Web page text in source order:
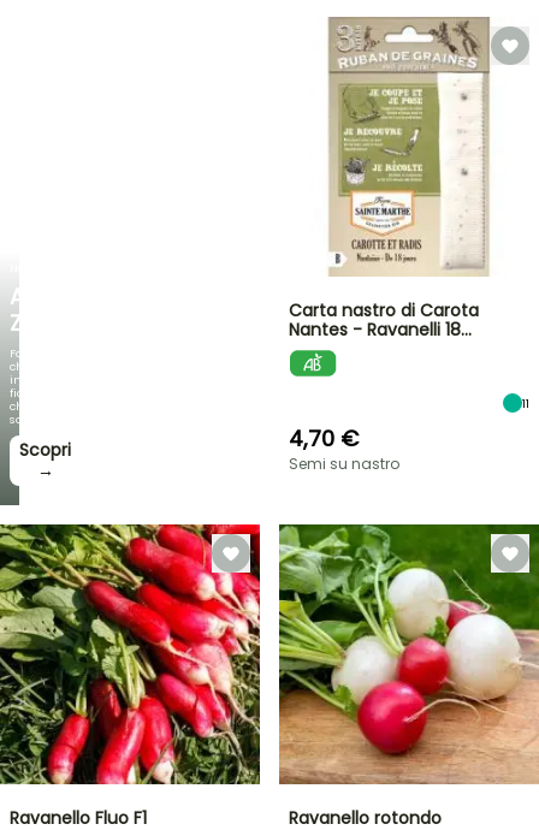
AGAPANTHUS
ZAMBEZI
Fogliami
che
incantano,
fioriture
che
sorprendono!
Scopri
→
Carta nastro di Carota
Nantes - Ravanelli 18…
11
4,70 €
Semi su nastro
Ravanello Fluo F1 Ravanello rotondo